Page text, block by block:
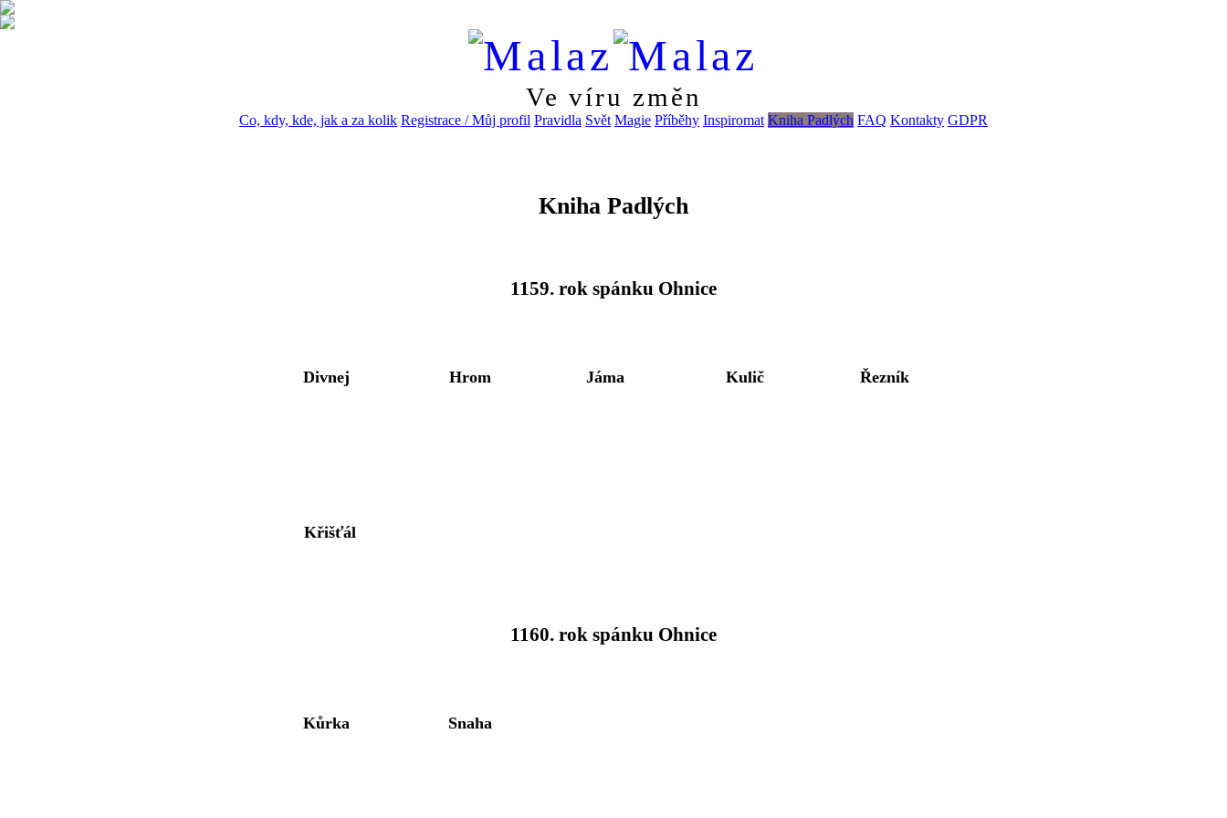
Ve víru změn
Co, kdy, kde, jak a za kolik Registrace / Můj profil Pravidla Svět Magie Příběhy Inspiromat Kniha Padlých FAQ Kontakty GDPR
Kniha Padlých
1159. rok spánku Ohnice
Divnej Hrom Jáma Kulič Řezník
Křišťál
1160. rok spánku Ohnice
Kůrka Snaha